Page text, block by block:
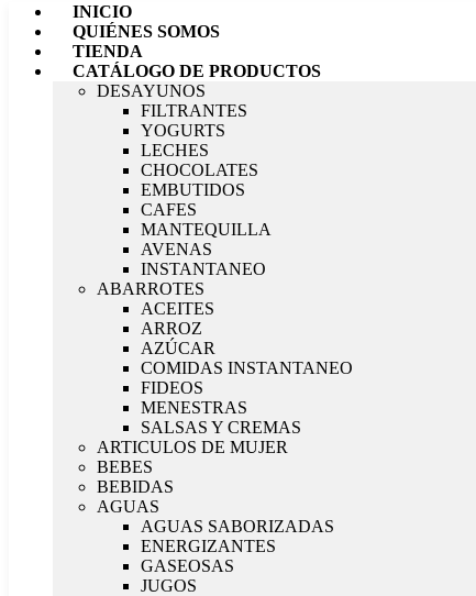
INICIO
QUIÉNES SOMOS
TIENDA
CATÁLOGO DE PRODUCTOS
DESAYUNOS
FILTRANTES
YOGURTS
LECHES
CHOCOLATES
EMBUTIDOS
CAFES
MANTEQUILLA
AVENAS
INSTANTANEO
ABARROTES
ACEITES
ARROZ
AZÚCAR
COMIDAS INSTANTANEO
FIDEOS
MENESTRAS
SALSAS Y CREMAS
ARTICULOS DE MUJER
BEBES
BEBIDAS
AGUAS
AGUAS SABORIZADAS
ENERGIZANTES
GASEOSAS
JUGOS